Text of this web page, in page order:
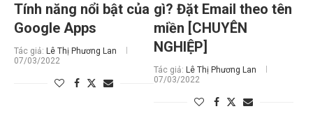
Tính năng nổi bật của
Google Apps
Tác giả: Lê Thị Phương Lan
07/03/2022
gì? Đặt Email theo tên
miền [CHUYÊN
NGHIỆP]
Tác giả: Lê Thị Phương Lan
07/03/2022